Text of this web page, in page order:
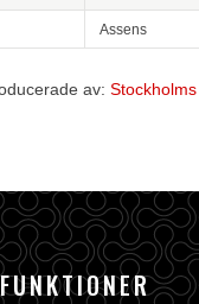
Assens
av:
FUNKTIONER